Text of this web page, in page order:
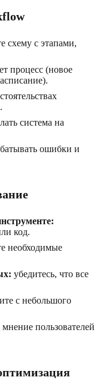
схему с этапами,
процесс (новое
система на
ошибки и
код.
необходимые
убедитесь, что все
с небольшого
мнение пользователей